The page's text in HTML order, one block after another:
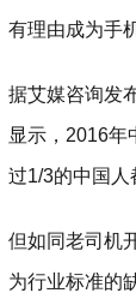
有理由成为手
据艾媒咨询发
显示，2016年
过1/3的中国人
但如同老司机
为行业标准的